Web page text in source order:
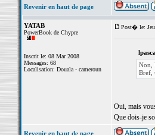
Revenir en haut de page
YATAB
PowerBook de Chypre
Inscrit le: 08 Mar 2008
Messages: 68
Localisation: Douala - cameroun
Post� le:
Non,
Bref,
Oui, mais
Que dois-je
Revenir en haut de page